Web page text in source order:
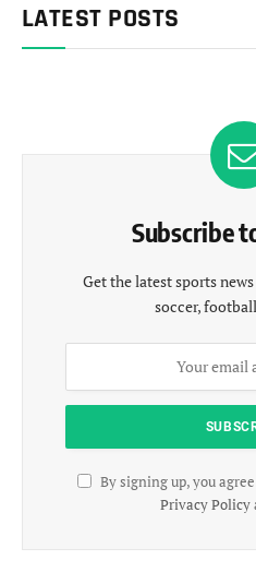
LATEST POSTS
Subscribe
Get the latest sports
soccer,
By signing up, you
Privacy Policy